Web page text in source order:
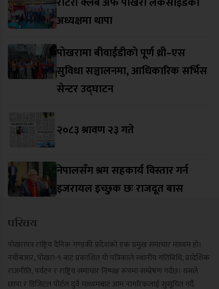
अध्यक्षमा थापा
पोखरामा बीवाईडीको पूर्ण थ्री–एस
सुविधा सञ्चालनमा, आधिकारिक सर्भिस
सेन्टर उद्घाटन
२०८३ श्रावण २३ गते
नेपालसँग श्रम सहकार्य विस्तार गर्न
इजरायल इच्छुक छः राजदूत बास
परिचय
पोखरापत्र राष्ट्रिय दैनिक गण्डकी प्रदेशको एक प्रमुख समाचार माध्यम हो।
नयाँबजार, पोखरा-९ बाट प्रकाशित यो पत्रिकाले स्थानीय गतिविधि, प्रादेशिक
राजनीति, पर्यटन र राष्ट्रिय समाचार निष्पक्ष रूपमा सम्प्रेषण गर्दछ। यसले
छापा र डिजिटल पोर्टल दुवै माध्यमबाट आम नागरिकलाई सुसूचित गर्दै